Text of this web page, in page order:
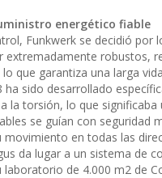
energético fiable
Funkwerk se decidió por
extremadamente robustos,
que garantiza una larga
ha sido desarrollado
la torsión, lo que
se guían con seguridad
en todas las
da lugar a un sistema de
de 4.000 m2 de